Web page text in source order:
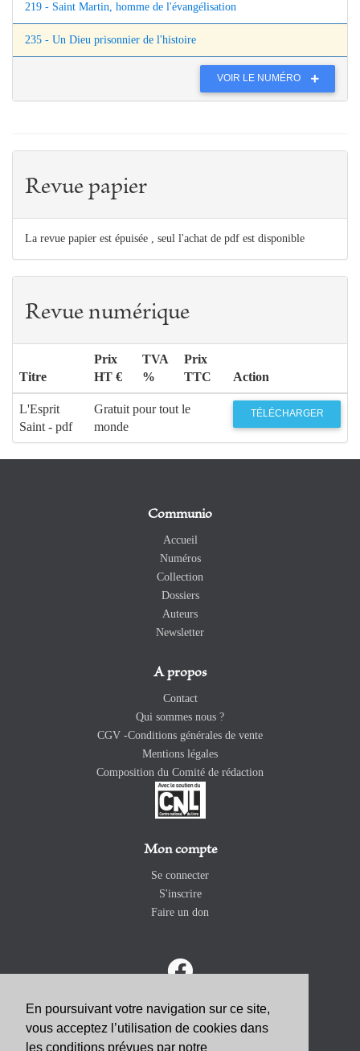
En poursuivant votre navigation sur ce site,
vous acceptez l’utilisation de cookies dans
les conditions prévues par notre
219 - Saint Martin, homme de l'évangélisation
235 - Un Dieu prisonnier de l'histoire
VOIR LE NUMÉRO
Revue papier
La revue papier est épuisée , seul l'achat de pdf est disponible
Revue numérique
Titre
Prix
HT €
TVA
%
Prix
TTC
Action
L'Esprit
Saint - pdf
Gratuit pour tout le
monde
TÉLÉCHARGER
Communio
Accueil
Numéros
Collection
Dossiers
Auteurs
Newsletter
A propos
Contact
Qui sommes nous ?
CGV -Conditions générales de vente
Mentions légales
Composition du Comité de rédaction
Mon compte
Se connecter
S'inscrire
Faire un don
ABONNEZ-VOUS